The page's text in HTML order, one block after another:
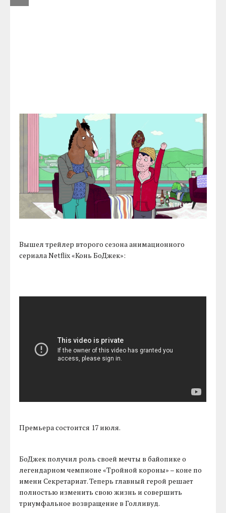
Вышел трейлер второго сезона анимационного
сериала Netflix «Конь БоДжек»:
Премьера состоится 17 июля.
БоДжек получил роль своей мечты в байопике о
легендарном чемпионе «Тройной короны» – коне по
имени Секретариат. Теперь главный герой решает
полностью изменить свою жизнь и совершить
триумфальное возвращение в Голливуд.